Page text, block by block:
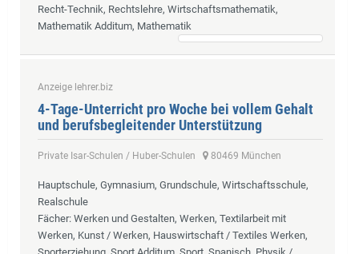
Recht-Technik, Rechtslehre, Wirtschaftsmathematik,
Mathematik Additum, Mathematik
Anzeige lehrer.biz
4-Tage-Unterricht pro Woche bei vollem Gehalt
und berufsbegleitender Unterstützung
Private Isar-Schulen / Huber-Schulen 80469 München
Hauptschule, Gymnasium, Grundschule, Wirtschaftsschule,
Realschule
Fächer: Werken und Gestalten, Werken, Textilarbeit mit
Werken, Kunst / Werken, Hauswirtschaft / Textiles Werken,